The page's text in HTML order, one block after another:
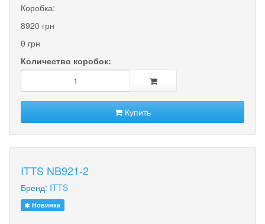
Коробка:
8920 грн
0 грн
Количество коробок:
Купить
ITTS NB921-2
Бренд: ITTS
Новинка